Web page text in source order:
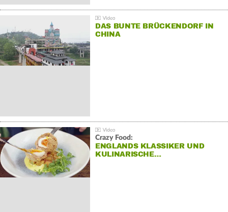
DAS BUNTE BRÜCKENDORF IN
CHINA
Crazy Food:
ENGLANDS KLASSIKER UND
KULINARISCHE…